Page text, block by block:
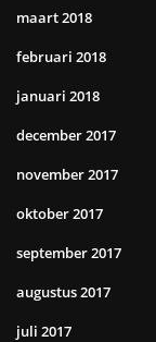
maart 2018
februari 2018
januari 2018
december 2017
november 2017
oktober 2017
september 2017
augustus 2017
juli 2017